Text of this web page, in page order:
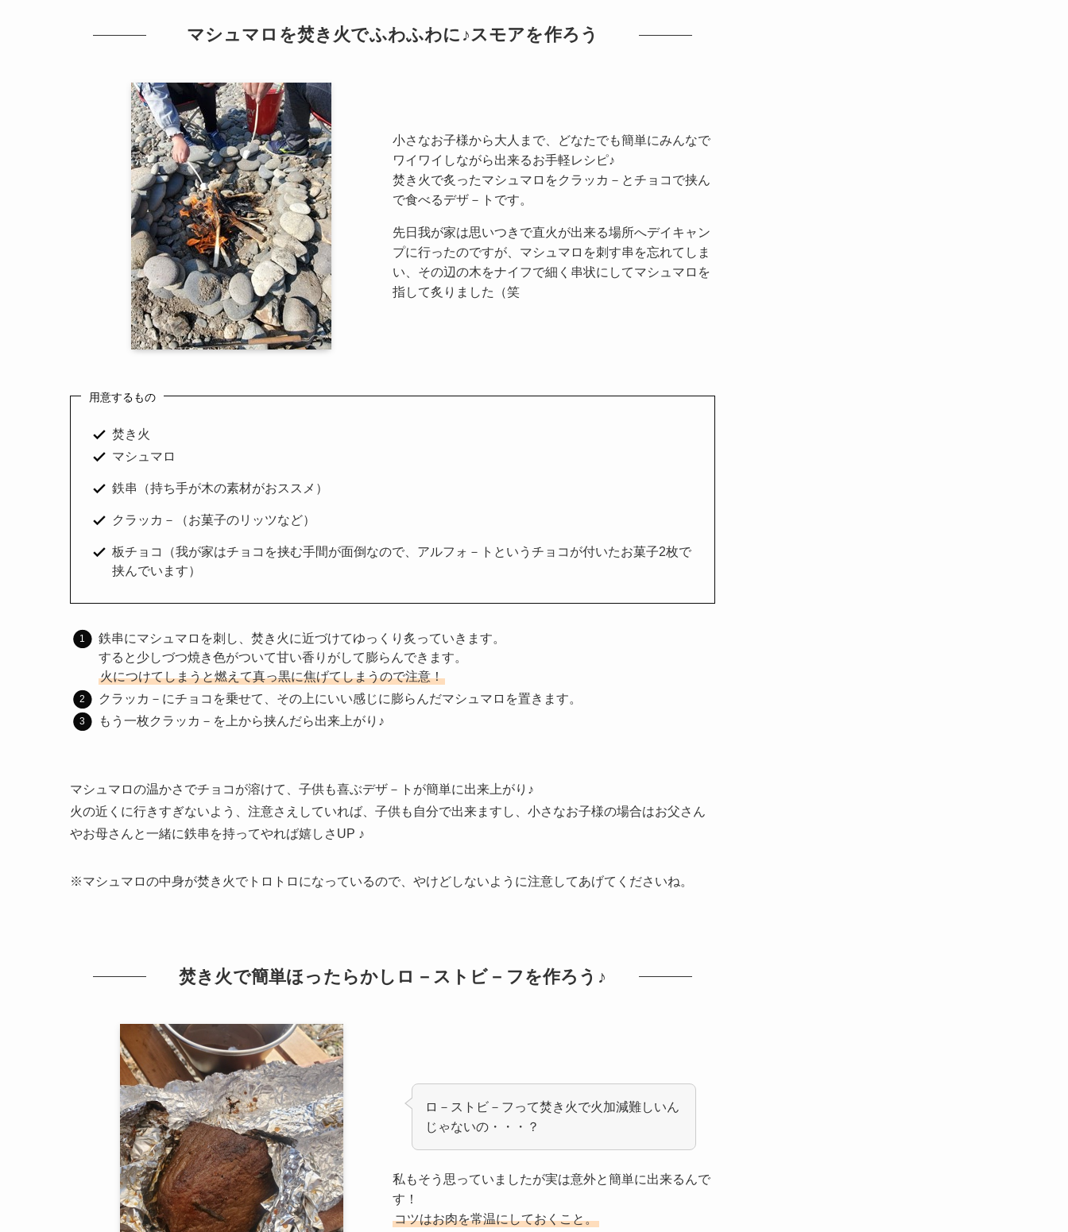
マシュマロを焚き火でふわふわに♪スモアを作ろう
小さなお子様から大人まで、どなたでも簡単にみんなで
ワイワイしながら出来るお手軽レシピ♪
焚き火で炙ったマシュマロをクラッカ－とチョコで挟ん
で食べるデザ－トです。
先日我が家は思いつきで直火が出来る場所へデイキャン
プに行ったのですが、マシュマロを刺す串を忘れてしま
い、その辺の木をナイフで細く串状にしてマシュマロを
指して炙りました（笑
用意するもの
焚き火
マシュマロ
鉄串（持ち手が木の素材がおススメ）
クラッカ－（お菓子のリッツなど）
板チョコ（我が家はチョコを挟む手間が面倒なので、アルフォ－トというチョコが付いたお菓子2枚で
挟んでいます）
鉄串にマシュマロを刺し、焚き火に近づけてゆっくり炙っていきます。
すると少しづつ焼き色がついて甘い香りがして膨らんできます。
火につけてしまうと燃えて真っ黒に焦げてしまうので注意！
クラッカ－にチョコを乗せて、その上にいい感じに膨らんだマシュマロを置きます。
もう一枚クラッカ－を上から挟んだら出来上がり♪
マシュマロの温かさでチョコが溶けて、子供も喜ぶデザ－トが簡単に出来上がり♪
火の近くに行きすぎないよう、注意さえしていれば、子供も自分で出来ますし、小さなお子様の場合はお父さん
やお母さんと一緒に鉄串を持ってやれば嬉しさUP ♪
※マシュマロの中身が焚き火でトロトロになっているので、やけどしないように注意してあげてくださいね。
焚き火で簡単ほったらかしロ－ストビ－フを作ろう♪
ロ－ストビ－フって焚き火で火加減難しいん
じゃないの・・・？
私もそう思っていましたが実は意外と簡単に出来るんで
す！
コツはお肉を常温にしておくこと。